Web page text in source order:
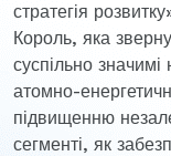
стратегія
Король, яка
суспільно
атомно-
підвищенню
сегменті, як